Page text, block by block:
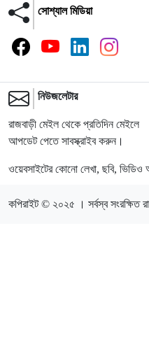
সোশ্যাল মিডিয়া
নিউজলেটার
রাজবাড়ী মেইল থেকে প্রতিদিন মেইলে
আপডেট পেতে সাবস্ক্রাইব করুন।
ওয়েবসাইটের কোনো লেখা, ছবি, ভিডিও
কপিরাইট © ২০২৫ । সর্বস্ব সংরক্ষিত